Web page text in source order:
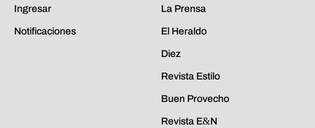
Ingresar
Notificaciones
La Prensa
El Heraldo
Diez
Revista Estilo
Buen Provecho
Revista E&N